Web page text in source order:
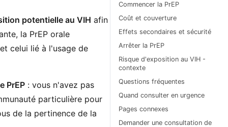
potentielle au VIH afin
la PrEP orale
celui lié à l'usage de
PrEP : vous n'avez pas
particulière pour
de la pertinence de la
Commencer la PrEP
Coût et couverture
Effets secondaires et sécurité
Arrêter la PrEP
Risque d'exposition au VIH -
contexte
Questions fréquentes
Quand consulter en urgence
Pages connexes
Demander une consultation de